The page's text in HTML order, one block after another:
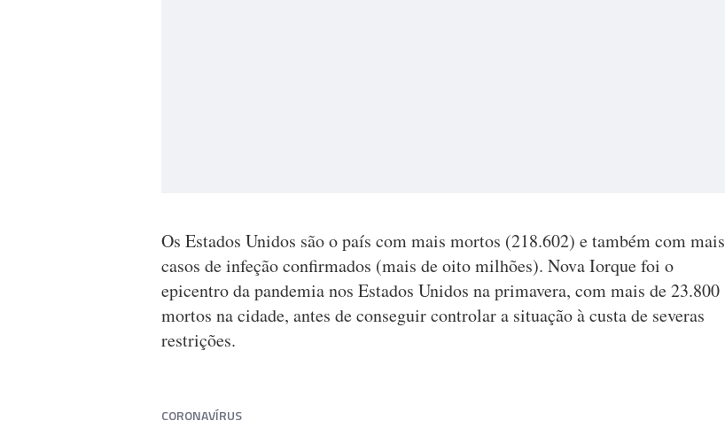
Os Estados Unidos são o país com mais mortos (218.602) e também com mais
casos de infeção confirmados (mais de oito milhões). Nova Iorque foi o
epicentro da pandemia nos Estados Unidos na primavera, com mais de 23.800
mortos na cidade, antes de conseguir controlar a situação à custa de severas
restrições.
CORONAVÍRUS